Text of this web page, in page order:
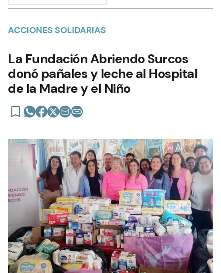
ACCIONES SOLIDARIAS
La Fundación Abriendo Surcos
donó pañales y leche al Hospital
de la Madre y el Niño